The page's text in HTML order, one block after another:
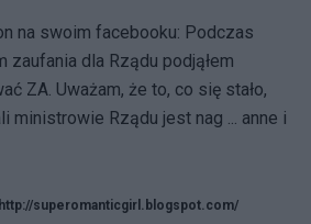
na swoim facebooku: Podczas
zaufania dla Rządu podjąłem
ZA. Uważam, że to, co się stało,
ministrowie Rządu jest nag ... anne i
http://superomanticgirl.blogspot.com/